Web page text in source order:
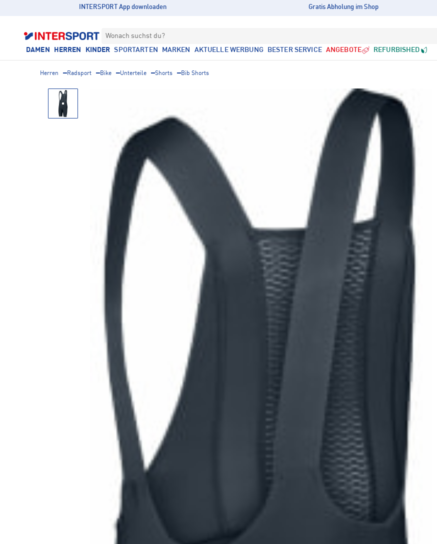
INTERSPORT App downloaden Gratis Abholung im Shop
Wonach suchst du?
DAMEN HERREN KINDER SPORTARTEN MARKEN AKTUELLE WERBUNG BESTER SERVICE ANGEBOTE REFURBISHED
Herren Radsport Bike Unterteile Shorts Bib Shorts